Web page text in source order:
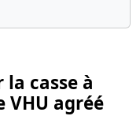
casse à
VHU agréé